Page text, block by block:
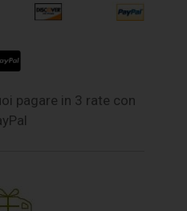
pagare in 3 rate con